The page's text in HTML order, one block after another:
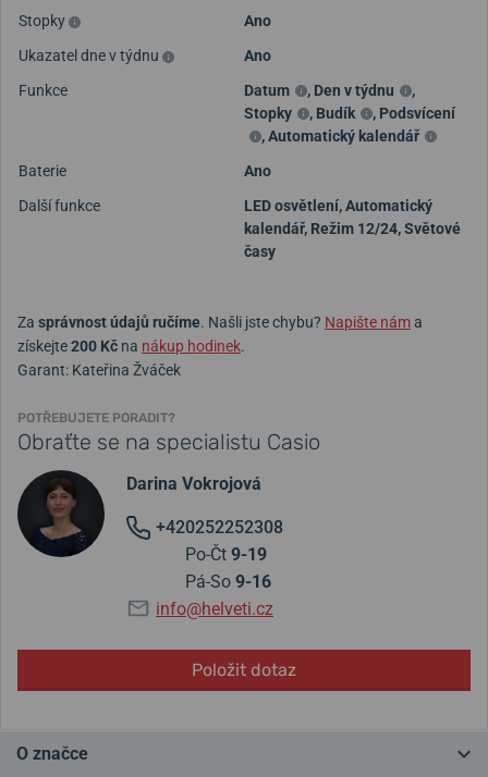
Stopky
Ano
Ukazatel dne v týdnu
Ano
Funkce
Datum , Den v týdnu
,
Stopky
, Budík , Podsvícení
,Automatický kalendář
Baterie
Ano
Další funkce
LED osvětlení, Automatický
kalendář, Režim 12/24, Světové
časy
Za správnost údajů ručíme. Našli jste chybu? Napište náma
získejte200 Kč na nákup hodinek.
Garant: Kateřina Žváček
POTŘEBUJETE PORADIT?
Obraťte se na specialistu Casio
Darina Vokrojová
+420252252308
Po-Čt 9-19
Pá-So 9-16
info@helveti.cz
Položit dotaz
O značce